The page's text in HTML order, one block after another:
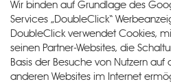
Wir binden auf Grundlage des
Services „DoubleClick“
DoubleClick verwendet Cookies,
seinen Partner-Websites, die
Basis der Besuche von Nutzern auf
anderen Websites im Internet